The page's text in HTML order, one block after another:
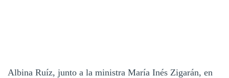
Albina Ruíz, junto a la ministra María Inés Zigarán, en